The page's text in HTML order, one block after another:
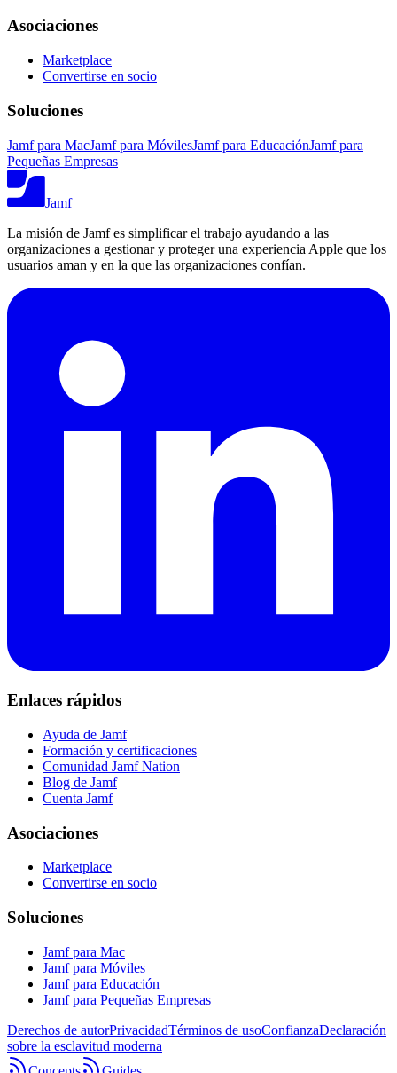
Asociaciones
Marketplace
Convertirse en socio
Soluciones
Jamf para MacJamf para MóvilesJamf para EducaciónJamf para
Pequeñas Empresas
Jamf
La misión de Jamf es simplificar el trabajo ayudando a las
organizaciones a gestionar y proteger una experiencia Apple que los
usuarios aman y en la que las organizaciones confían.
Enlaces rápidos
Ayuda de Jamf
Formación y certificaciones
Comunidad Jamf Nation
Blog de Jamf
Cuenta Jamf
Asociaciones
Marketplace
Convertirse en socio
Soluciones
Jamf para Mac
Jamf para Móviles
Jamf para Educación
Jamf para Pequeñas Empresas
Derechos de autorPrivacidadTérminos de usoConfianzaDeclaración
sobre la esclavitud moderna